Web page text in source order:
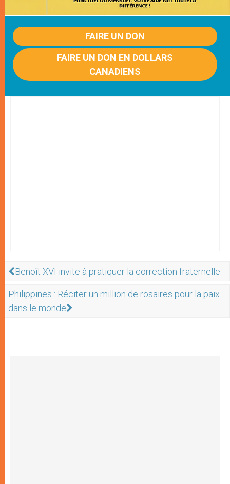
FAIRE UN DON
FAIRE UN DON EN DOLLARS
CANADIENS
Benoît XVI invite à pratiquer la correction fraternelle
Philippines : Réciter un million de rosaires pour la paix
dans le monde